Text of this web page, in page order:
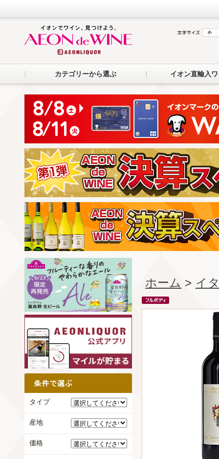
カテゴリーから選ぶ イオン直輸入
ホーム > イ
タイプ
産地
価格